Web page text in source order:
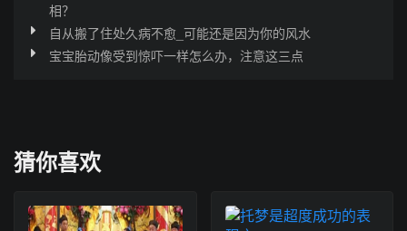
相？
自从搬了住处久病不愈_可能还是因为你的风水
宝宝胎动像受到惊吓一样怎么办，注意这三点
猜你喜欢